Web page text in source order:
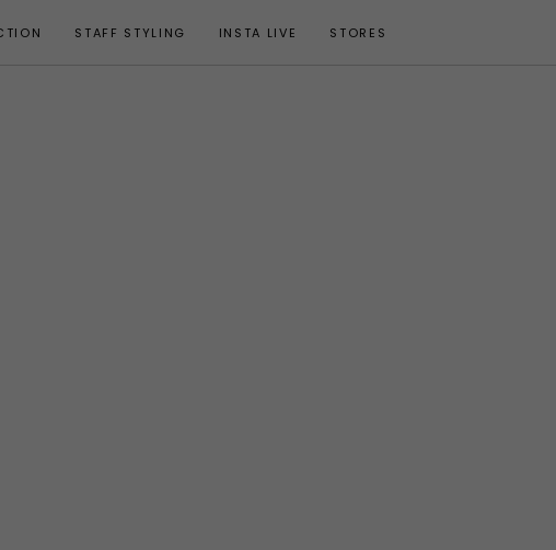
STAFF STYLING INSTA LIVE STORES